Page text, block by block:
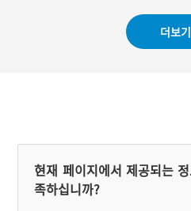
더보기
현재 페이지에서 제공되는
족하십니까?